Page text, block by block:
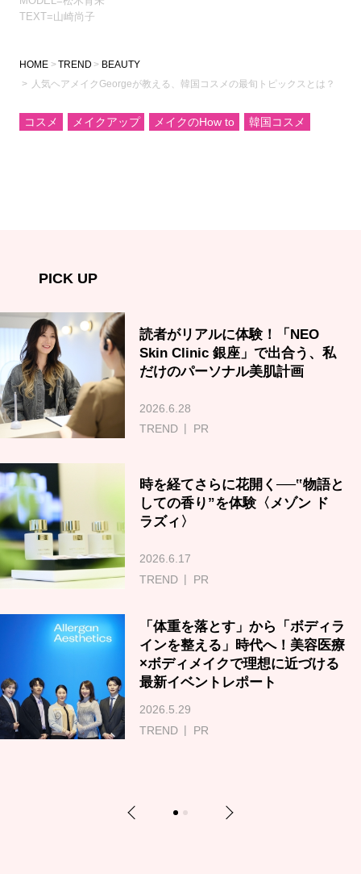
TEXT=山崎尚子
HOME TREND
BEAUTY
人気ヘアメイクGeorgeが教える、韓国コスメの最旬トピックスとは？
コスメ メイクアップ メイクのHow to 韓国コスメ
PICK UP
読者がリアルに体験！「NEO
Skin Clinic 銀座」で出合う、私
だけのパーソナル美肌計画
2026.6.28
TREND
PR
時を経てさらに花開く──‟物語と
しての香り”を体験〈メゾン ド
ラズィ〉
2026.6.17
TREND
PR
「体重を落とす」から「ボディラ
インを整える」時代へ！美容医療
×ボディメイクで理想に近づける
最新イベントレポート
2026.5.29
TREND
PR
Previous 1 2 Next